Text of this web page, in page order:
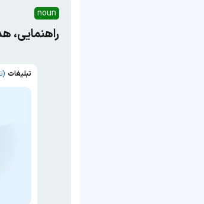
noun
راهنمایی،
تبلیغات